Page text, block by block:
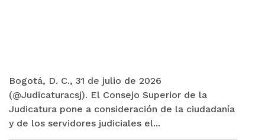
Bogotá, D. C., 31 de julio de 2026
(@Judicaturacsj). El Consejo Superior de la
Judicatura pone a consideración de la ciudadanía
y de los servidores judiciales el...